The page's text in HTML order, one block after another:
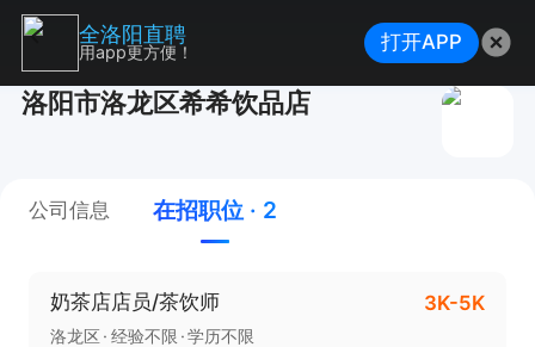
洛阳市洛龙区希希饮品店
公司信息 在招职位 · 2
奶茶店店员/茶饮师 3K-5K
洛龙区 经验不限 学历不限
全洛阳直聘
用app更方便！ 打开APP